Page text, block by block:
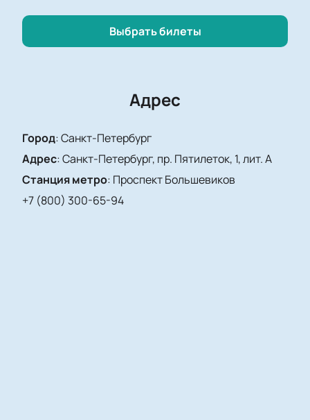
турнира.
Погрузитесь в атмосферу настоящего хоккейного
праздника и поддержите свою команду.Купить
места для просмотра этого уникального
спортивного события. Не пропустите шанс стать
льду!
Выбрать билеты
Адрес
Город:Санкт-Петербург
Адрес:Санкт-Петербург, пр. Пятилеток, 1, лит. А
Станция метро: Проспект Большевиков
+7 (800) 300-65-94